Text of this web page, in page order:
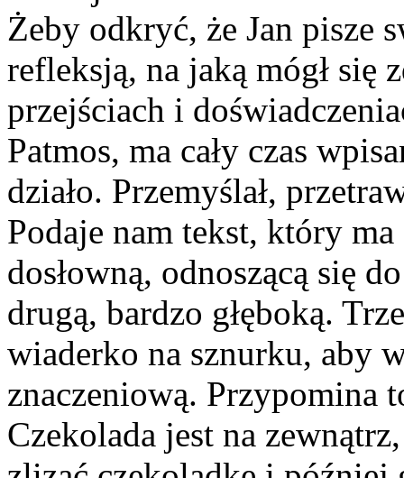
Żeby odkryć, że Jan pisze
refleksją, na jaką mógł się
przejściach i
Patmos, ma cały czas
działo. Przemyślał,
Podaje nam tekst, który
dosłowną, odnoszącą się
drugą, bardzo głęboką.
wiaderko na sznurku, aby
znaczeniową. Przypomina
Czekolada jest na